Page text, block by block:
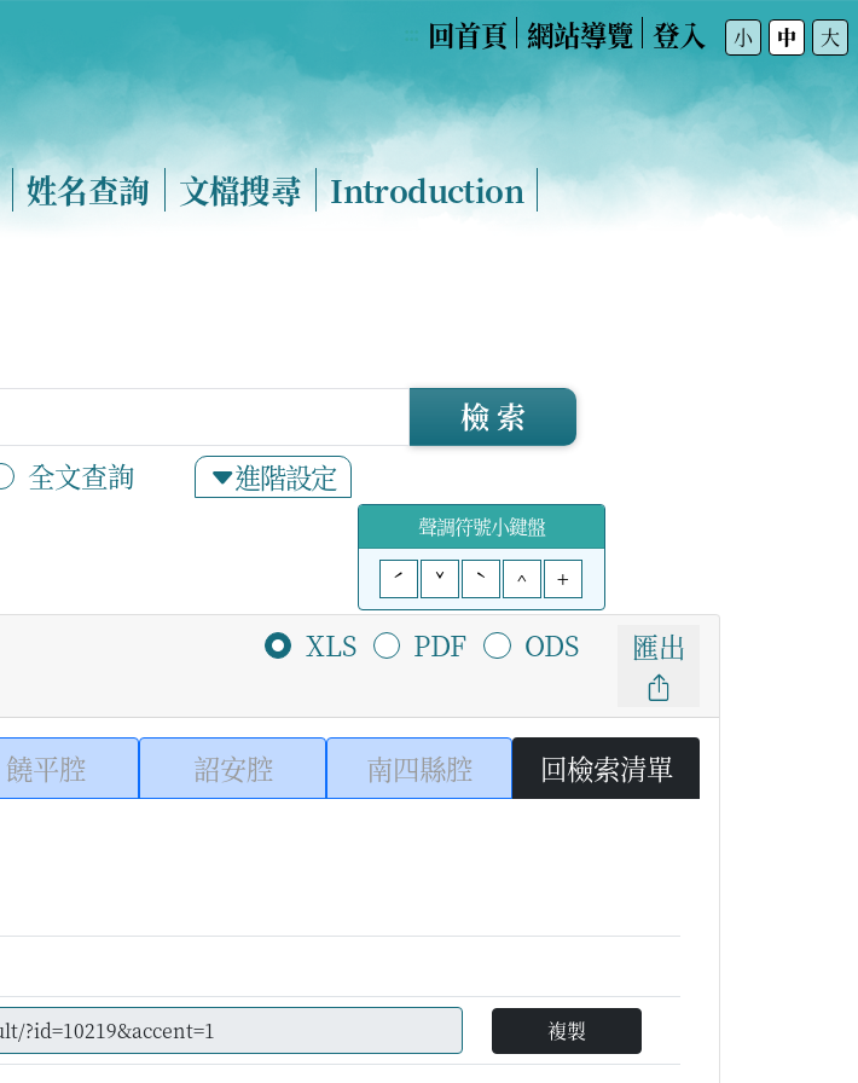
回首頁 網站導覽 登入 小 中 大
姓名查詢 文檔搜尋 Introduction
全文查詢 進階設定
檢 索
聲調符號小鍵盤
ˊ
ˇ ˋ ^ +
XLS PDF ODS 匯出
饒平腔 詔安腔 南四縣腔 回檢索清單
複製